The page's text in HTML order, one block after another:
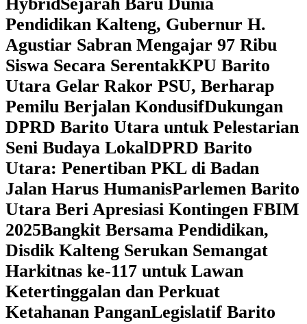
Pendidikan Kalteng, Gubernur H.
Agustiar Sabran Mengajar 97 Ribu
Siswa Secara SerentakKPU Barito
Utara Gelar Rakor PSU, Berharap
Pemilu Berjalan KondusifDukungan
DPRD Barito Utara untuk Pelestarian
Seni Budaya LokalDPRD Barito
Utara: Penertiban PKL di Badan
Jalan Harus HumanisParlemen Barito
Utara Beri Apresiasi Kontingen FBIM
2025‎Bangkit Bersama Pendidikan,
Disdik Kalteng Serukan Semangat
Harkitnas ke-117 untuk Lawan
Ketertinggalan dan Perkuat
Ketahanan PanganLegislatif Barito